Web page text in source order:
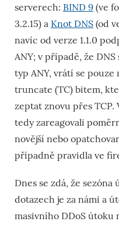
serverech: BIND 9 (ve
3.2.15) a Knot DNS (od
navíc od verze 1.1.0
ANY; v případě, že
typ ANY, vrátí se pouze
truncate (TC) bitem,
zeptat znovu přes
tedy zareagovali
novější nebo
případně pravidla ve
Dnes se zdá, že
dotazech je za námi a
masivního DDoS útoku